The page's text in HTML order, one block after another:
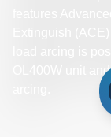
OL400W unit